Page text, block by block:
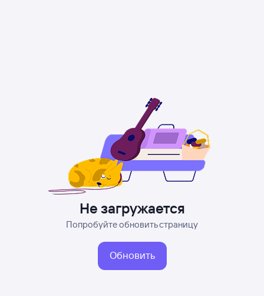
Не загружается
Попробуйте обновить страницу
Обновить